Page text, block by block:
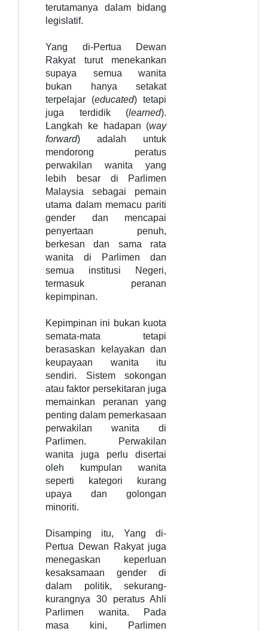
terutamanya dalam bidang
legislatif.
Yang di-Pertua Dewan
Rakyat turut menekankan
supaya semua wanita
bukan hanya setakat
terpelajar (educated) tetapi
juga terdidik (learned).
Langkah ke hadapan (way
forward) adalah untuk
mendorong peratus
perwakilan wanita yang
lebih besar di Parlimen
Malaysia sebagai pemain
utama dalam memacu pariti
gender dan mencapai
penyertaan penuh,
berkesan dan sama rata
wanita di Parlimen dan
semua institusi Negeri,
termasuk peranan
kepimpinan.
Kepimpinan ini bukan kuota
semata-mata tetapi
berasaskan kelayakan dan
keupayaan wanita itu
sendiri. Sistem sokongan
atau faktor persekitaran juga
memainkan peranan yang
penting dalam pemerkasaan
perwakilan wanita di
Parlimen. Perwakilan
wanita juga perlu disertai
oleh kumpulan wanita
seperti kategori kurang
upaya dan golongan
minoriti.
Disamping itu, Yang di-
Pertua Dewan Rakyat juga
menegaskan keperluan
kesaksamaan gender di
dalam politik, sekurang-
kurangnya 30 peratus Ahli
Parlimen wanita. Pada
masa kini, Parlimen